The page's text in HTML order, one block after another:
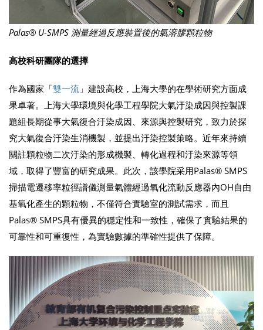
Palas® U-SMPS 測量經過反應裝置後的氣溶膠顆粒物
高校科研團隊的選擇
作為國家「雙一流 」建設高校，上海大學的在學術研究方面成
果卓著。上海大學環境與化學工程學院大氣汙染成因與控製課
題組長期從事大氣復合汙染成因、來源與控製研究，致力於探
究大氣復合汙染生消機製，並提出汙染控製策略。近年來持續
關註顆粒物二次汙染的形成機製、轉化過程和汙染來源等領
域，取得了豐富的研究成果。此次，該學院采用Palas® SMPS
掃描電遷移率粒徑譜儀測量氣體經過氧化流動反應器內OH自由
基氧化產生的顆粒物，不僅符合實驗室的測試需求，而且
Palas® SMPS具有優異的穩定性和一致性，確保了實驗結果的
可靠性和可重復性，為實驗數據的準確性提供了保障。